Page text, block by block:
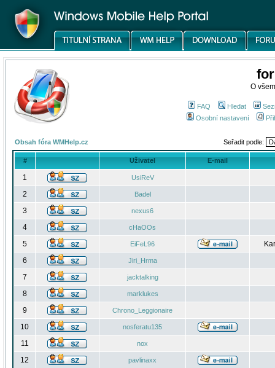
O
FAQ Hledat
Osobní nastavení
Obsah fóra WMHelp.cz Seřadit podle:
# Uživatel E-mail
1 UsiReV
2 Badel
3 nexus6
4 cHaOOs
5 EiFeL96
6
Jiri_Hrma
7 jacktalking
8 marklukes
9 Chrono_Leggionaire
10 nosferatu135
11 nox
12 pavlinaxx